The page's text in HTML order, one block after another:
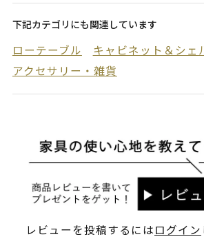
下記カテゴリにも関連しています
ローテーブル
キャビネット＆シェ
アクセサリー・雑貨
レビューを投稿するにはログイン